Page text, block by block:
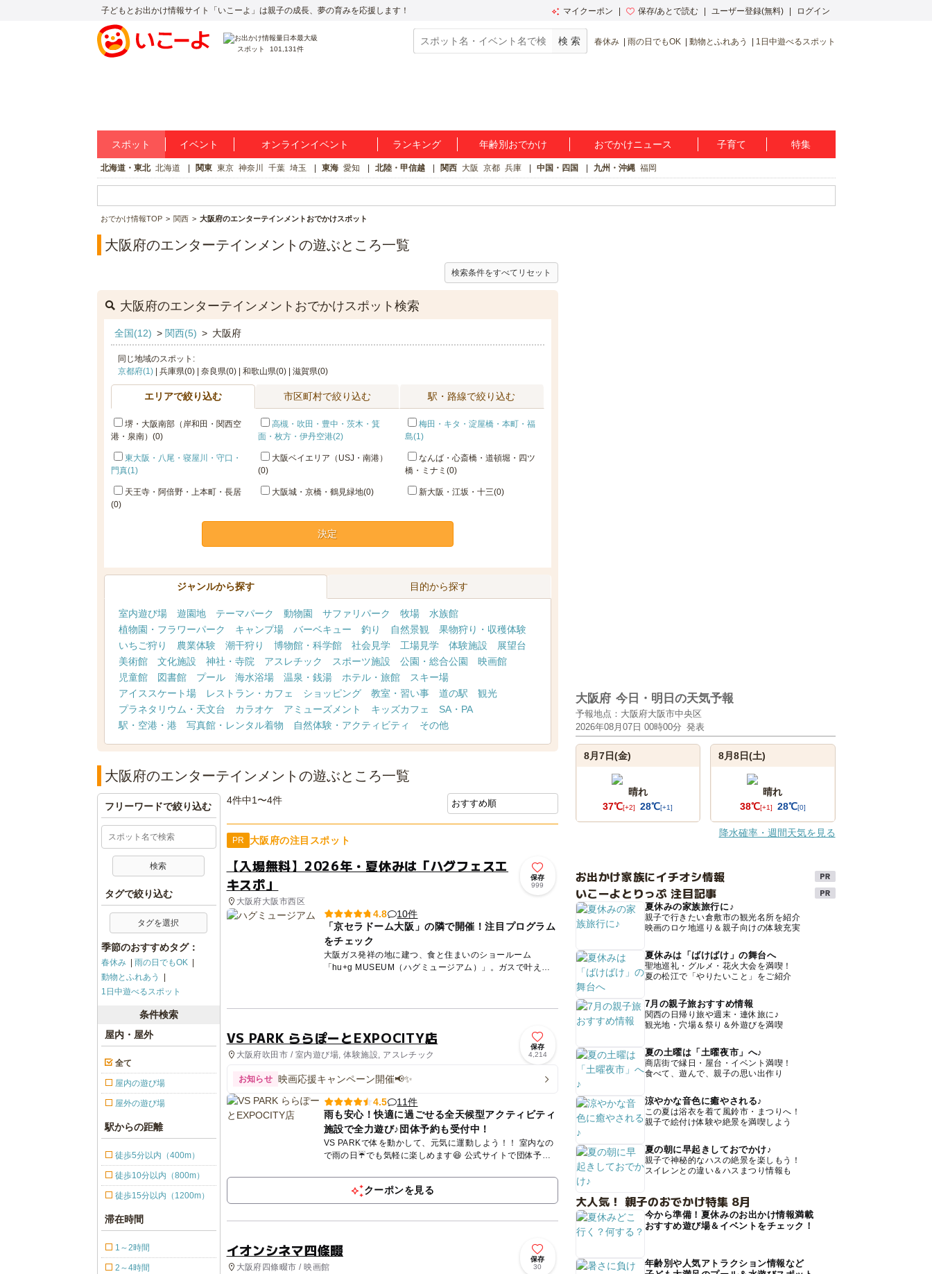
子どもとお出かけ情報サイト「いこーよ」は親子の成長、夢の育みを応援します！ マイクーポン 保存/あとで読む ユーザー登録(無料) ログイン
スポット 101,131件
春休み 雨の日でもOK 動物とふれあう 1日中遊べるスポット
スポット イベント オンラインイベント ランキング 年齢別おでかけ おでかけニュース 子育て 特集
北海道・東北 北海道 関東 東京 神奈川 千葉 埼玉 東海 愛知 北陸・甲信越 関西 大阪 京都 兵庫 中国・四国 九州・沖縄 福岡
おでかけ情報TOP 関西 大阪府のエンターテインメントおでかけスポット
大阪府のエンターテインメントの遊ぶところ一覧
検索条件をすべてリセット
大阪府のエンターテインメントおでかけスポット検索
全国(12) > 関西(5) > 大阪府
同じ地域のスポット:
京都府(1)| 兵庫県(0) | 奈良県(0) | 和歌山県(0) | 滋賀県(0)
エリアで絞り込む 市区町村で絞り込む 駅・路線で絞り込む
堺・大阪南部（岸和田・関西空
港・泉南）(0)
高槻・吹田・豊中・茨木・箕
面・枚方・伊丹空港(2)
梅田・キタ・淀屋橋・本町・福
島(1)
東大阪・八尾・寝屋川・守口・
門真(1)
大阪ベイエリア（USJ・南港）
(0)
なんば・心斎橋・道頓堀・四ツ
橋・ミナミ(0)
天王寺・阿倍野・上本町・長居
(0)
大阪城・京橋・鶴見緑地(0) 新大阪・江坂・十三(0)
決定
ジャンルから探す 目的から探す
室内遊び場 遊園地 テーマパーク 動物園 サファリパーク 牧場
水族館
植物園・フラワーパーク
キャンプ場 バーベキュー 釣り 自然景観
果物狩り・収穫体験
いちご狩り
農業体験 潮干狩り 博物館・科学館 社会見学 工場見学 体験施設
展望台
美術館
文化施設 神社・寺院 アスレチック スポーツ施設 公園・総合公園
映画館
児童館
図書館 プール 海水浴場 温泉・銭湯 ホテル・旅館
スキー場
アイススケート場
レストラン・カフェ ショッピング 教室・習い事 道の駅
観光
プラネタリウム・天文台
カラオケ アミューズメント キッズカフェ
SA・PA
駅・空港・港
写真館・レンタル着物 自然体験・アクティビティ その他
大阪府のエンターテインメントの遊ぶところ一覧
4件中1〜4件
PR 大阪府の注目スポット
【入場無料】2026年・夏休みは「ハグフェスエ
キスポ」
大阪府大阪市西区
保存
999
4.8
10件
「京セラドーム大阪」の隣で開催！注目プログラム
をチェック
大阪ガス発祥の地に建つ、食と住まいのショールーム
「hu+g MUSEUM（ハグミュージアム）」。ガスで叶える
VS PARK ららぽーとEXPOCITY店
大阪府吹田市 / 室内遊び場, 体験施設, アスレチック
保存
4,214
お知らせ 映画応援キャンペーン開催📢✨
4.5
11件
雨も安心！快適に過ごせる全天候型アクティビティ
施設で全力遊び♪団体予約も受付中！
VS PARKで体を動かして、元気に運動しよう！！ 室内なの
で雨の日☔でも気軽に楽しめます😆 公式サイトで団体予約
クーポンを見る
イオンシネマ四條畷
大阪府四條畷市 / 映画館
保存
30
フリーワードで絞り込む
タグで絞り込む
タグを選択
季節のおすすめタグ：
春休み
雨の日でもOK
動物とふれあう
1日中遊べるスポット
条件検索
屋内・屋外
全て
屋内の遊び場
屋外の遊び場
駅からの距離
徒歩5分以内（400m）
徒歩10分以内（800m）
徒歩15分以内（1200m）
滞在時間
1～2時間
2～4時間
大阪府 今日・明日の天気予報
予報地点：大阪府大阪市中央区
2026年08月07日 00時00分 発表
8月7日(金)
晴れ
37℃[+2] 28℃[+1]
8月8日(土)
晴れ
38℃[+1] 28℃[0]
降水確率・週間天気を見る
お出かけ家族にイチオシ情報
いこーよとりっぷ 注目記事
夏休みの家族旅行に♪
親子で行きたい倉敷市の観光名所を紹介
映画のロケ地巡り＆親子向けの体験充実
夏休みは「ばけばけ」の舞台へ
聖地巡礼・グルメ・花火大会を満喫！
夏の松江で「やりたいこと」をご紹介
7月の親子旅おすすめ情報
関西の日帰り旅や週末・連休旅に♪
観光地・穴場＆祭り＆外遊びを満喫
夏の土曜は「土曜夜市」へ♪
商店街で縁日・屋台・イベント満喫！
食べて、遊んで、親子の思い出作り
涼やかな音色に癒やされる♪
この夏は浴衣を着て風鈴市・まつりへ！
親子で絵付け体験や絶景を満喫しよう
夏の朝に早起きしておでかけ♪
親子で神秘的なハスの絶景を楽しもう！
スイレンとの違い＆ハスまつり情報も
大人気！ 親子のおでかけ特集 8月
今から準備！夏休みのお出かけ情報満載
おすすめ遊び場＆イベントをチェック！
年齢別や人気アトラクション情報など